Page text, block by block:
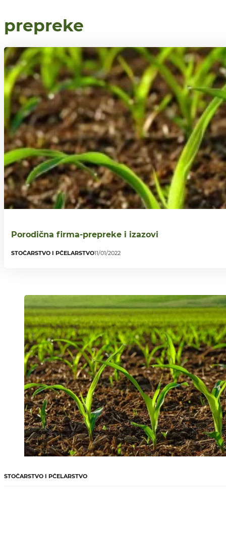
prepreke
Porodična firma-prepreke i izazovi
STOČARSTVO I PČELARSTVO11/01/2022
STOČARSTVO I PČELARSTVO